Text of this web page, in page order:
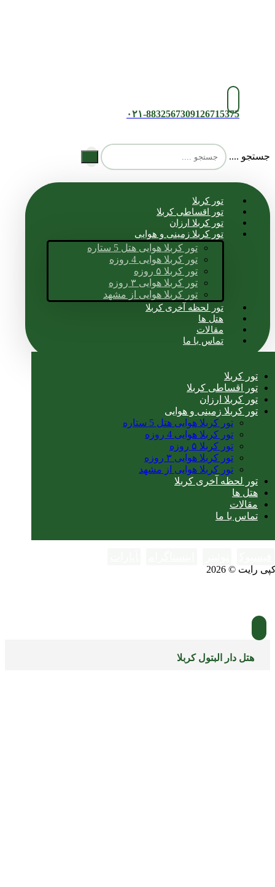
۰۲۱-8832567309126715375
جستجو ....
تور کربلا
تور اقساطی کربلا
تور کربلا ارزان
تور کربلا زمینی و هوایی
تور کربلا هوایی هتل 5 ستاره
تور کربلا هوایی 4 روزه
تور کربلا ۵ روزه
تور کربلا هوایی ۳ روزه
تور کربلا هوایی از مشهد
تور لحظه آخری کربلا
هتل ها
مقالات
تماس با ما
تور کربلا
تور اقساطی کربلا
تور کربلا ارزان
تور کربلا زمینی و هوایی
تور کربلا هوایی هتل 5 ستاره
تور کربلا هوایی 4 روزه
تور کربلا ۵ روزه
تور کربلا هوایی ۳ روزه
تور کربلا هوایی از مشهد
تور لحظه آخری کربلا
هتل ها
مقالات
تماس با ما
رایت © 2026
هتل دار البتول کربلا